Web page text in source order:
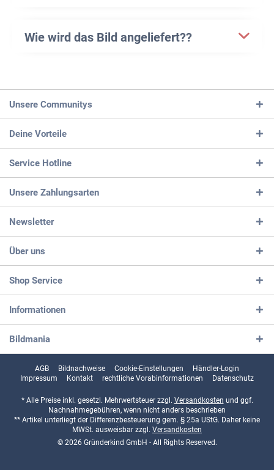
Wie wird das Bild angeliefert??
Unsere Communitys
Deine Vorteile
Service Hotline
Unsere Zahlungsarten
Newsletter
Über uns
Shop Service
Informationen
Bildmania
AGB Bildnachweise Cookie-Einstellungen
Händler-Login
Impressum
Kontakt rechtliche Vorabinformationen Datenschutz
* Alle Preise inkl. gesetzl. Mehrwertsteuer zzgl. Versandkosten und ggf.
Nachnahmegebühren, wenn nicht anders beschrieben
** Artikel unterliegt der Differenzbesteuerung gem. § 25a UStG. Daher keine
MWSt. ausweisbar zzgl. Versandkosten
© 2026 Gründerkind GmbH - All Rights Reserved.